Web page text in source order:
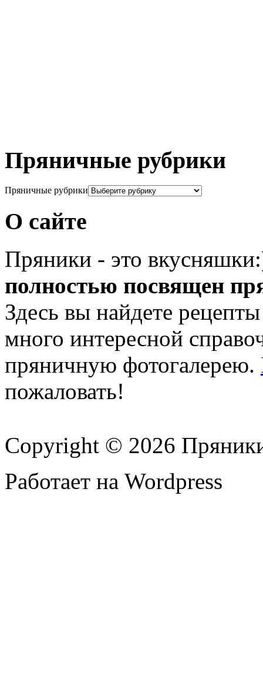
Пряничные рубрики
Пряничные рубрики
О сайте
Пряники - это
полностью посвящен
Здесь вы найдете
много интересной
пряничную фотогалерею.
пожаловать!
Copyright © 2026
Работает на Wordpress